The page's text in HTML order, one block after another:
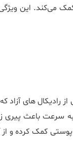
کمک می‌کند. این
رادیکال‌ های آزاد که
به سرعت باعث پیری
پوستی کمک کرده و